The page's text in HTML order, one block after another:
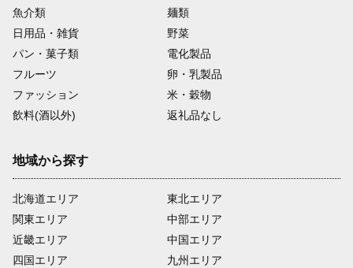
魚介類
麺類
日用品・雑貨
野菜
パン・菓子類
電化製品
フルーツ
卵・乳製品
ファッション
米・穀物
飲料(酒以外)
返礼品なし
地域から探す
北海道エリア
関東エリア
近畿エリア
四国エリア
東北エリア
中部エリア
中国エリア
九州エリア